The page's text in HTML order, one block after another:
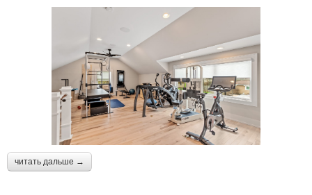
читать дальше →